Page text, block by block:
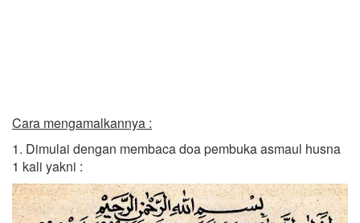
Cara mengamalkannya :
1. Dimulai dengan membaca doa pembuka asmaul husna
1 kali yakni :